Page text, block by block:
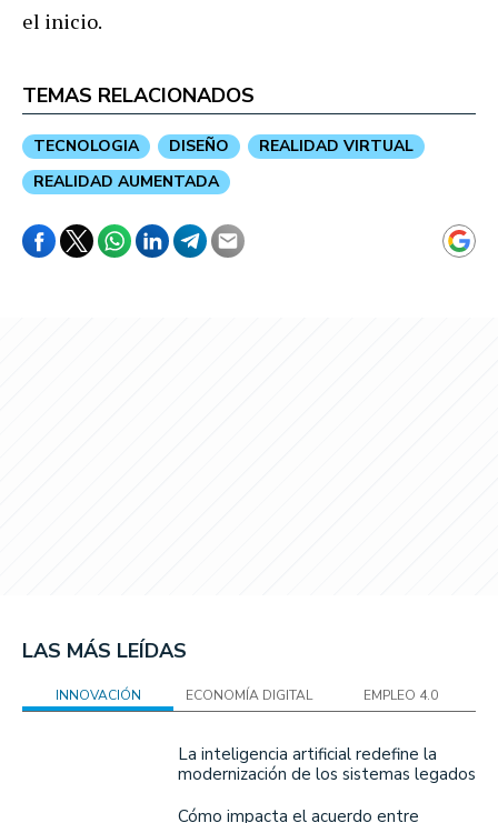
el inicio.
TEMAS RELACIONADOS
TECNOLOGIA DISEÑO
REALIDAD VIRTUAL
REALIDAD AUMENTADA
LAS MÁS LEÍDAS
INNOVACIÓN ECONOMÍA DIGITAL EMPLEO 4.0
La inteligencia artificial redefine la
modernización de los sistemas legados
Cómo impacta el acuerdo entre